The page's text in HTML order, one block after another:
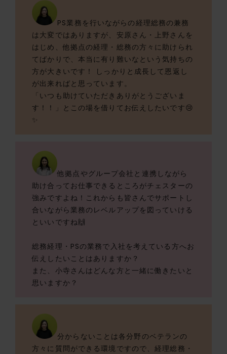
PS業務を行いながらの経理総務の兼務
は大変ではありますが、安原さん・上野さんを
はじめ、他拠点の経理・総務の方々に助けられ
てばかりで、本当に有り難いなという気持ちの
方が大きいです！ しっかりと成長して恩返し
が出来ればと思っています。
「いつも助けていただきありがとうございま
す！！」とこの場を借りてお伝えしたいです😢
✨
他拠点やグループ会社と連携しながら
助け合ってお仕事できるところがチェスターの
強みですよね！これからも皆さんでサポートし
合いながら業務のレベルアップを図っていける
といいですね🙌
総務経理・PSの業務で入社を考えている方へお
伝えしたいことはありますか？
また、小寺さんはどんな方と一緒に働きたいと
思いますか？
分からないことは各分野のベテランの
方々に質問ができる環境ですので、経理総務・